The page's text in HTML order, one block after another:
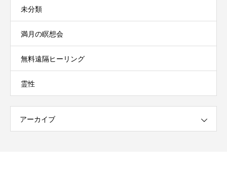
未分類
満月の瞑想会
無料遠隔ヒーリング
霊性
アーカイブ